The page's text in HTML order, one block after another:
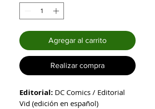
Agregar al carrito
Realizar compra
Editorial: DC Comics / Editorial
Vid (edición en español)